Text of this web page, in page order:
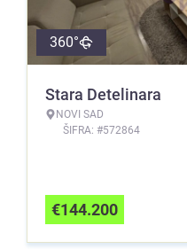
360°
Stara Detelinara
NOVI SAD
ŠIFRA: #572864
€144.200